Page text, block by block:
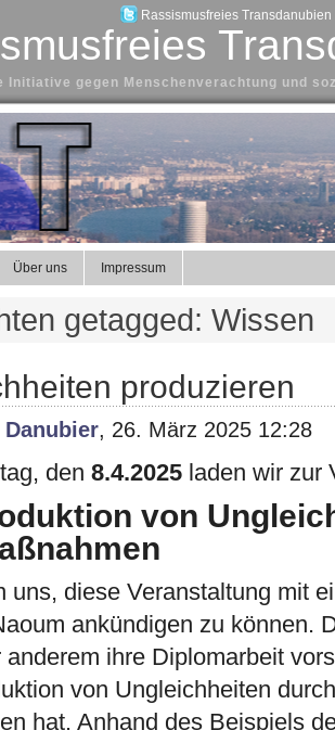
Rassismusfreies Transdanubien
Initiative gegen Menschenverachtung und
Über uns Impressum
getagged: Wissen
produzieren
Danubier, 26. März 2025 12:28
den 8.4.2025 laden wir zur
von
uns, diese Veranstaltung mit
ankündigen zu können.
anderem ihre Diplomarbeit
von Ungleichheiten
hat. Anhand des Beispiels